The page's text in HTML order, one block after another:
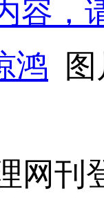
容，
鸿
网刊